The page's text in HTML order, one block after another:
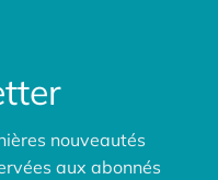
nouveautés
aux abonnés